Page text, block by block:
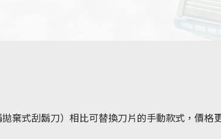
棄式刮鬍刀）相比可替換刀片的手動款式，價